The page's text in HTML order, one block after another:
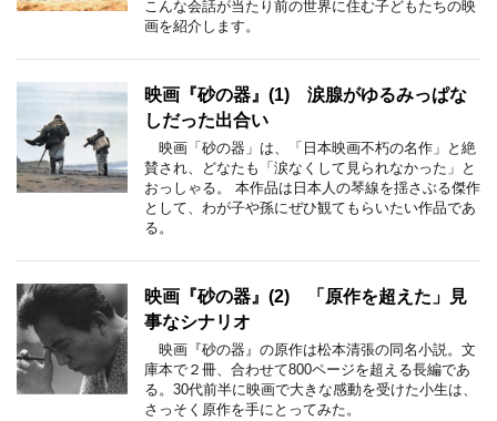
こんな会話が当たり前の世界に住む子どもたちの映
画を紹介します。
映画『砂の器』(1) 涙腺がゆるみっぱな
しだった出合い
映画「砂の器」は、「日本映画不朽の名作」と絶
賛され、どなたも「涙なくして見られなかった」と
おっしゃる。 本作品は日本人の琴線を揺さぶる傑作
として、わが子や孫にぜひ観てもらいたい作品であ
る。
映画『砂の器』(2) 「原作を超えた」見
事なシナリオ
映画『砂の器』の原作は松本清張の同名小説。文
庫本で２冊、合わせて800ページを超える長編であ
る。30代前半に映画で大きな感動を受けた小生は、
さっそく原作を手にとってみた。